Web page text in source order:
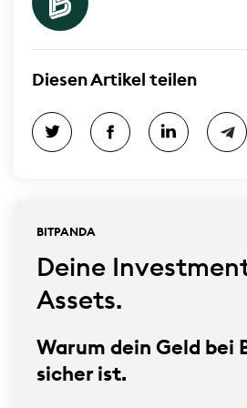
Diesen Artikel teilen
BITPANDA
Deine
Assets.
Warum dein Geld bei
sicher ist.